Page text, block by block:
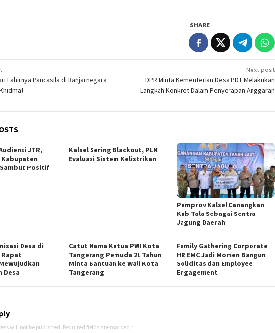
SHARE
Lahirnya Pancasila di Banjarnegara
Next post
DPR Minta Kementerian Desa PDT Melakukan
Langkah Konkret Dalam Penyerapan Anggaran
JTR,
Kabupaten
Positif
Kalsel Sering Blackout, PLN
Evaluasi Sistem Kelistrikan
Pemprov Kalsel Canangkan
Kab Tala Sebagai Sentra
Jagung Daerah
Desa di
Rapat
Desa
Catut Nama Ketua PWI Kota
Tangerang Pemuda 21 Tahun
Minta Bantuan ke Wali Kota
Tangerang
Family Gathering Corporate
HR EMC Jadi Momen Bangun
Soliditas dan Employee
Engagement
will not be published. Required fields are marked *